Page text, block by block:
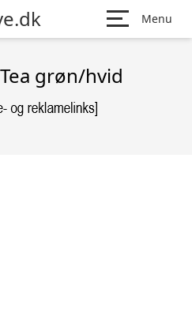
Menu
grøn/hvid